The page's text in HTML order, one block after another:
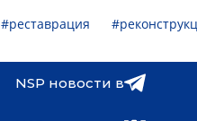
#реставрация
NSP новости в